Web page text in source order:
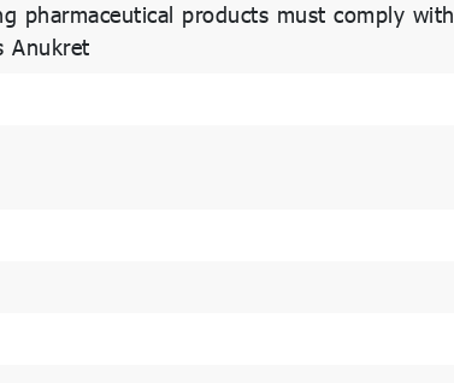
pharmaceutical products must comply with
Anukret